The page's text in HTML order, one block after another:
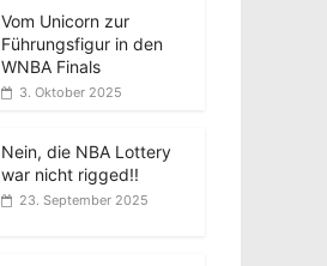
Vom Unicorn zur
Führungsfigur in den
WNBA Finals
3. Oktober 2025
Nein, die NBA Lottery
war nicht rigged!!
23. September 2025